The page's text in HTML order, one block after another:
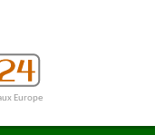
Europe